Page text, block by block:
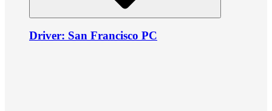
Driver: San Francisco PC